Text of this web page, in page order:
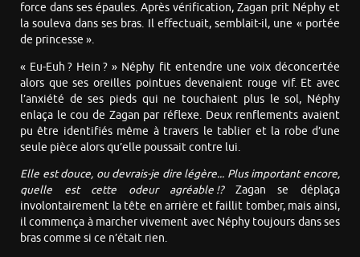
force dans ses épaules. Après vérification, Zagan prit Néphy et
la souleva dans ses bras. Il effectuait, semblait-il, une « portée
de princesse ».
« Eu-Euh ? Hein ? » Néphy fit entendre une voix déconcertée
alors que ses oreilles pointues devenaient rouge vif. Et avec
l’anxiété de ses pieds qui ne touchaient plus le sol, Néphy
enlaça le cou de Zagan par réflexe. Deux renflements avaient
pu être identifiés même à travers le tablier et la robe d’une
seule pièce alors qu’elle poussait contre lui.
Elle est douce, ou devrais-je dire légère... Plus important encore,
quelle est cette odeur agréable !? Zagan se déplaça
involontairement la tête en arrière et faillit tomber, mais ainsi,
il commença à marcher vivement avec Néphy toujours dans ses
bras comme si ce n’était rien.